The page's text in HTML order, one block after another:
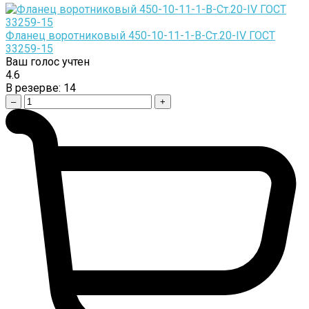
Фланец воротниковый 450-10-11-1-B-Cт.20-IV ГОСТ
33259-15
Ваш голос учтен
4.6
В резерве: 14
– +